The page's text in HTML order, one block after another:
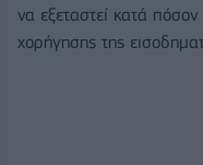
να εξεταστεί κατά
χορήγησης της